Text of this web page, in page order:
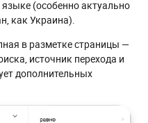
(особенно актуально
как Украина).
в разметке страницы —
источник перехода и
дополнительных